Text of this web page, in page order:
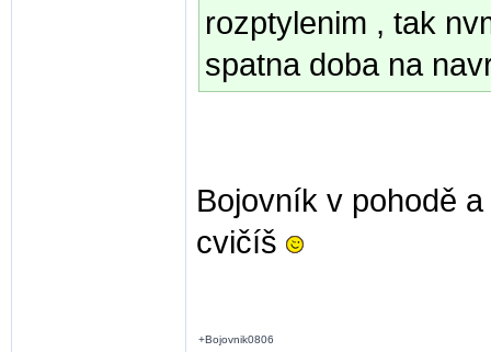
rozptylenim , tak
spatna doba na
Bojovník v pohodě
cvičíš
+Bojovnik0806